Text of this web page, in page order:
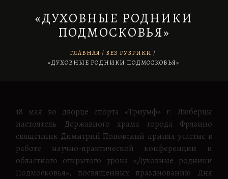
«ДУХОВНЫЕ РОДНИКИ
ПОДМОСКОВЬЯ»
ГЛАВНАЯ БЕЗ РУБРИКИ /
«ДУХОВНЫЕ РОДНИКИ ПОДМОСКОВЬЯ»
18 мая во дворце спорта «Триумф» г. Люберцы
настоятель Державного храма города Фрязино
священник Димитрий Поповский принял участие в
работе научно-практической конференции и
областного открытого урока «Духовные родники
Подмосковья», посвященных празднованию Дня